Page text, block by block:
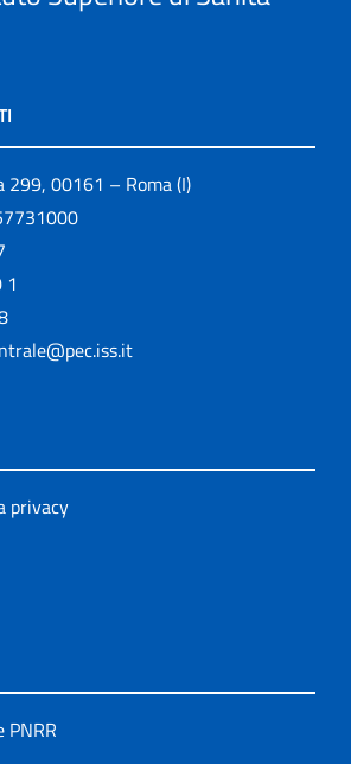
299, 00161 – Roma (I)
1
privacy